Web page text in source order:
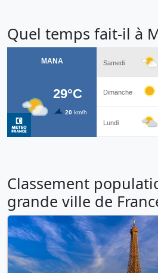
Quel temps fait-il à
Classement
grande ville de